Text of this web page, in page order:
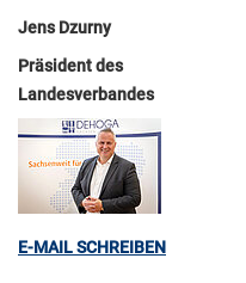
Jens Dzurny
Präsident des
Landesverbandes
E-MAIL SCHREIBEN